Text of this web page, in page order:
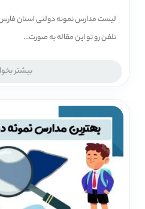
لیست مدارس نمونه دولتی استان
تلفن رو تو این مقاله به صورت...
بیشتر